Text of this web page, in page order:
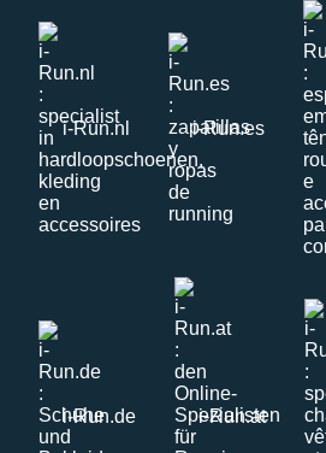
i-Run.nl i-Run.es
i-Run.de i-Run.at